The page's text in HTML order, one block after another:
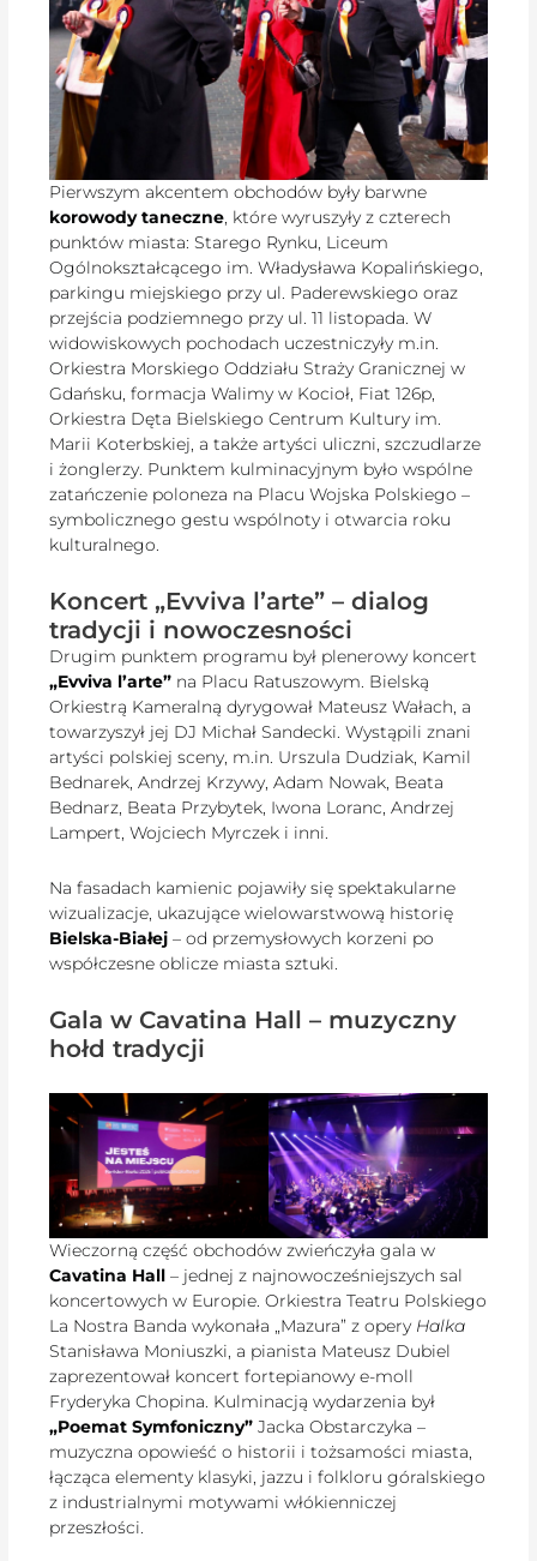
Pierwszym akcentem obchodów były barwne
korowody taneczne , które wyruszyły z czterech
punktów miasta: Starego Rynku, Liceum
Ogólnokształcącego im. Władysława Kopalińskiego,
parkingu miejskiego przy ul. Paderewskiego oraz
przejścia podziemnego przy ul. 11 listopada. W
widowiskowych pochodach uczestniczyły m.in.
Orkiestra Morskiego Oddziału Straży Granicznej w
Gdańsku, formacja Walimy w Kocioł, Fiat 126p,
Orkiestra Dęta Bielskiego Centrum Kultury im.
Marii Koterbskiej, a także artyści uliczni, szczudlarze
i żonglerzy. Punktem kulminacyjnym było wspólne
zatańczenie poloneza na Placu Wojska Polskiego –
symbolicznego gestu wspólnoty i otwarcia roku
kulturalnego.
Koncert „Evviva l’arte” – dialog
tradycji i nowoczesności
Drugim punktem programu był plenerowy koncert
„Evviva l’arte” na Placu Ratuszowym. Bielską
Orkiestrą Kameralną dyrygował Mateusz Wałach, a
towarzyszył jej DJ Michał Sandecki. Wystąpili znani
artyści polskiej sceny, m.in. Urszula Dudziak, Kamil
Bednarek, Andrzej Krzywy, Adam Nowak, Beata
Bednarz, Beata Przybytek, Iwona Loranc, Andrzej
Lampert, Wojciech Myrczek i inni.
Na fasadach kamienic pojawiły się spektakularne
wizualizacje, ukazujące wielowarstwową historię
Bielska-Białej – od przemysłowych korzeni po
współczesne oblicze miasta sztuki.
Gala w Cavatina Hall – muzyczny
hołd tradycji
Wieczorną część obchodów zwieńczyła gala w
Cavatina Hall – jednej z najnowocześniejszych sal
koncertowych w Europie. Orkiestra Teatru Polskiego
La Nostra Banda wykonała „Mazura” z opery Halka
Stanisława Moniuszki, a pianista Mateusz Dubiel
zaprezentował koncert fortepianowy e-moll
Fryderyka Chopina. Kulminacją wydarzenia był
„Poemat Symfoniczny” Jacka Obstarczyka –
muzyczna opowieść o historii i tożsamości miasta,
łącząca elementy klasyki, jazzu i folkloru góralskiego
z industrialnymi motywami włókienniczej
przeszłości.